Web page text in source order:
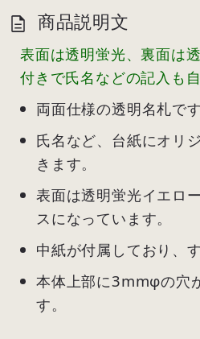
商品説明文
表面は透明蛍光、裏面は
付きで氏名などの記入も自
両面仕様の透明名札です
氏名など、台紙にオリ
きます。
表面は透明蛍光イエロ
スになっています。
中紙が付属しており、
本体上部に3mmφの穴
す。